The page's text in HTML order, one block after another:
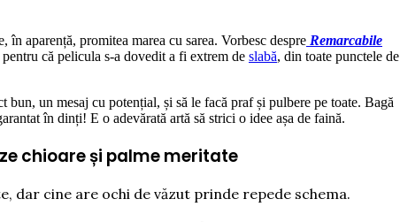
aparență, promitea marea cu sarea. Vorbesc despre Remarcabile
că pelicula s-a dovedit a fi extrem de slabă, din toate punctele de
un mesaj cu potențial, și să le facă praf și pulbere pe toate. Bagă
în dinți! E o adevărată artă să strici o idee așa de faină.
chioare și palme meritate
dar cine are ochi de văzut prinde repede schema.